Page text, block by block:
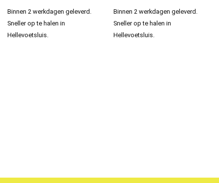
Binnen 2 werkdagen geleverd.
Sneller op te halen in
Hellevoetsluis.
Binnen 2 werkdagen geleverd.
Sneller op te halen in
Hellevoetsluis.